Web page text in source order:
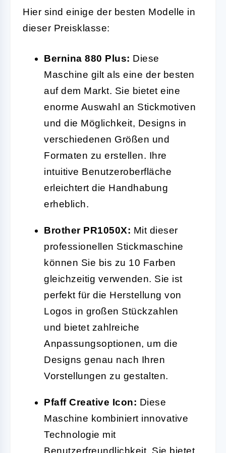
Hier sind einige der besten Modelle in
dieser Preisklasse:
Bernina 880 Plus: Diese
Maschine gilt als eine der besten
auf dem Markt. Sie bietet eine
enorme Auswahl an Stickmotiven
und die Möglichkeit, Designs in
verschiedenen Größen und
Formaten zu erstellen. Ihre
intuitive Benutzeroberfläche
erleichtert die Handhabung
erheblich.
Brother PR1050X: Mit dieser
professionellen Stickmaschine
können Sie bis zu 10 Farben
gleichzeitig verwenden. Sie ist
perfekt für die Herstellung von
Logos in großen Stückzahlen
und bietet zahlreiche
Anpassungsoptionen, um die
Designs genau nach Ihren
Vorstellungen zu gestalten.
Pfaff Creative Icon: Diese
Maschine kombiniert innovative
Technologie mit
Benutzerfreundlichkeit. Sie bietet